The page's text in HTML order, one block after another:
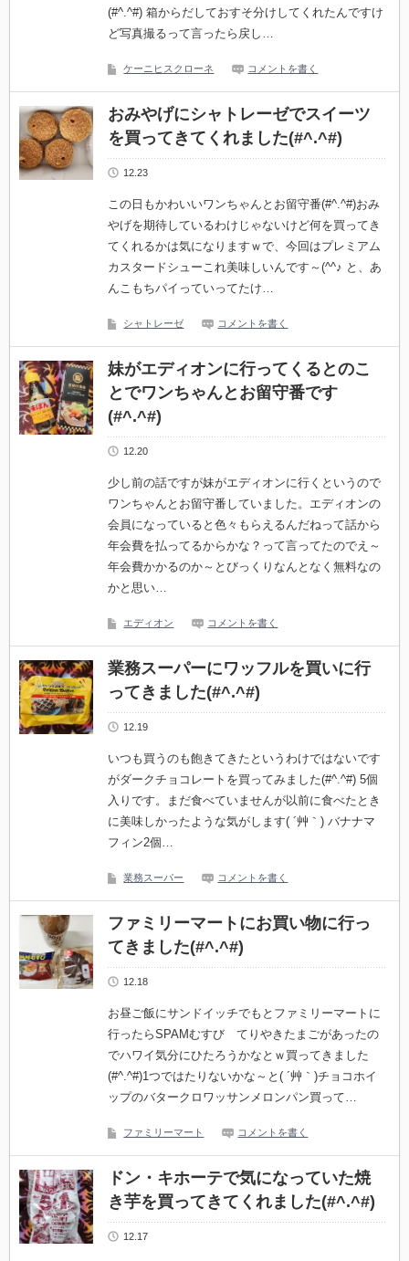
(#^.^#) 箱からだしておすそ分けしてくれたんですけ
ど写真撮るって言ったら戻し…
ケーニヒスクローネ コメントを書く
おみやげにシャトレーゼでスイーツ
を買ってきてくれました(#^.^#)
12.23
この日もかわいいワンちゃんとお留守番(#^.^#)おみ
やげを期待しているわけじゃないけど何を買ってき
てくれるかは気になりますｗで、今回はプレミアム
カスタードシューこれ美味しいんです～(^^♪ と、あ
んこもちパイっていってたけ…
シャトレーゼ コメントを書く
妹がエディオンに行ってくるとのこ
とでワンちゃんとお留守番です
(#^.^#)
12.20
少し前の話ですが妹がエディオンに行くというので
ワンちゃんとお留守番していました。エディオンの
会員になっていると色々もらえるんだねって話から
年会費を払ってるからかな？って言ってたのでえ～
年会費かかるのか～とびっくりなんとなく無料なの
かと思い…
エディオン コメントを書く
業務スーパーにワッフルを買いに行
ってきました(#^.^#)
12.19
いつも買うのも飽きてきたというわけではないです
がダークチョコレートを買ってみました(#^.^#) 5個
入りです。まだ食べていませんが以前に食べたとき
に美味しかったような気がします( ´艸｀) バナナマ
フィン2個…
業務スーパー コメントを書く
ファミリーマートにお買い物に行っ
てきました(#^.^#)
12.18
お昼ご飯にサンドイッチでもとファミリーマートに
行ったらSPAMむすび てりやきたまごがあったの
でハワイ気分にひたろうかなとｗ買ってきました
(#^.^#)1つではたりないかな～と( ´艸｀)チョコホイ
ップのバタークロワッサンメロンパン買って…
ファミリーマート コメントを書く
ドン・キホーテで気になっていた焼
き芋を買ってきてくれました(#^.^#)
12.17